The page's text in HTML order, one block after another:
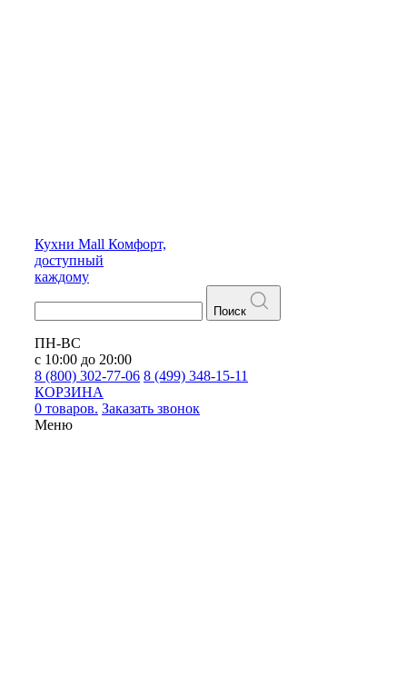
Кухни Mall Комфорт,
доступный
каждому
Поиск
ПН-ВС
с 10:00 до 20:00
8 (800) 302-77-06 8 (499) 348-15-11
КОРЗИНА
0 товаров. Заказать звонок
Меню